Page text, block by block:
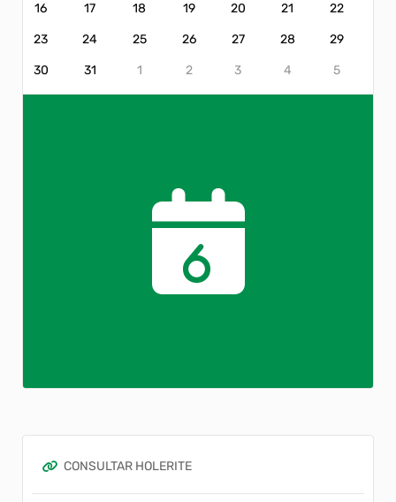
16 17 18 19 20 21 22
23 24 25 26 27 28 29
30 31 1 2 3 4 5
6
CONSULTAR HOLERITE